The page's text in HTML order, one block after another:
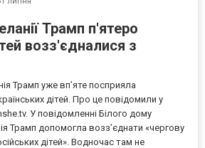
Трамп п'ятеро
возз'єдналися з
Трамп уже впʼяте посприяла
дітей. Про це повідомили у
У повідомленні Білого дому
Трамп допомогла возз’єднати «чергову
дітей». Водночас там не